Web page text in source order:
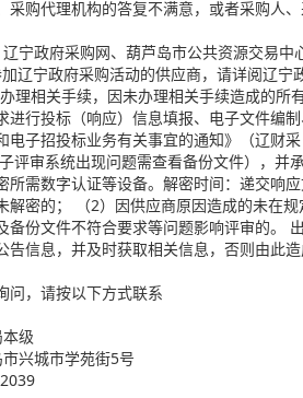
采购代理机构的答复不满意，或者采购人
宁政府采购网、葫芦岛市公共资源交易
辽宁政府采购活动的供应商，请详阅辽宁
理相关手续，因未办理相关手续造成的
进行投标（响应）信息填报、电子文件编
电子招投标业务有关事宜的通知》（辽财
评审系统出现问题需查看备份文件），
所需数字认证等设备。解密时间：递交响
解密的； （2）因供应商原因造成的未在
备份文件不符合要求等问题影响评审的。
告信息，并及时获取相关信息，否则由此
问，请按以下方式联系
级
兴城市学苑街5号